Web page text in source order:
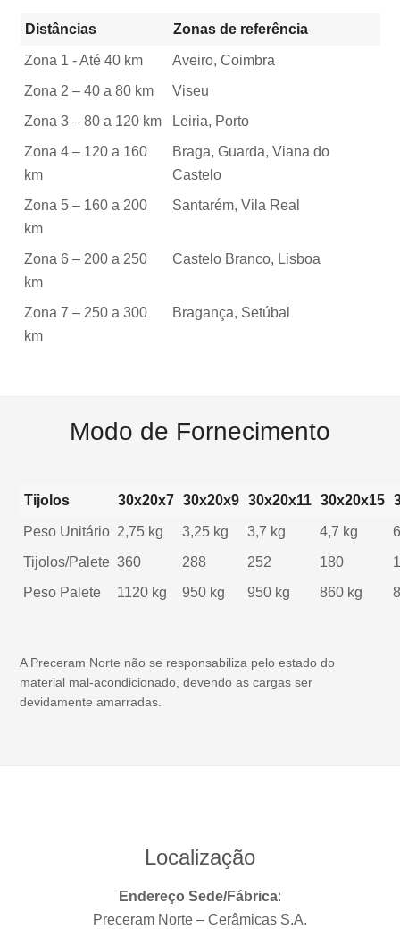
Distâncias Zonas de referência
Zona 1 - Até 40 km
Aveiro, Coimbra
Zona 2 – 40 a 80 km
Viseu
Zona 3 – 80 a 120 km
Leiria, Porto
Zona 4 – 120 a 160
km
Braga, Guarda, Viana do
Castelo
Zona 5 – 160 a 200
km
Santarém, Vila Real
Zona 6 – 200 a 250
km
Castelo Branco, Lisboa
Zona 7 – 250 a 300
km
Bragança, Setúbal
Modo de Fornecimento
Tijolos 30x20x7 30x20x9 30x20x11 30x20x15
Peso Unitário 2,75 kg 3,25 kg 3,7 kg 4,7 kg
Tijolos/Palete 360 288 252 180
Peso Palete
1120 kg 950 kg 950 kg 860 kg
A Preceram Norte não se responsabiliza pelo estado do
material mal-acondicionado, devendo as cargas ser
devidamente amarradas.
Localização
Endereço Sede/Fábrica:
Preceram Norte – Cerâmicas S.A.